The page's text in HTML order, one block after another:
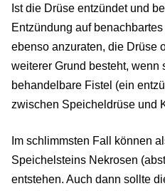
Ist die Drüse entzündet und
Entzündung auf
ebenso anzuraten, die Drüse
weiterer Grund besteht, wenn
behandelbare Fistel (ein
zwischen Speicheldrüse und
Im schlimmsten Fall können
Speichelsteins Nekrosen
entstehen. Auch dann sollte